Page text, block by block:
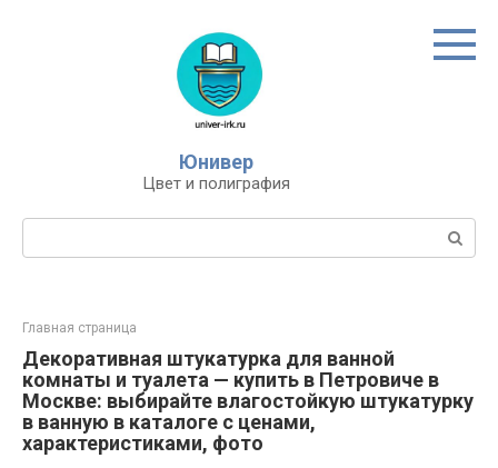
Юнивер
Цвет и полиграфия
Главная страница
Декоративная штукатурка для ванной
комнаты и туалета — купить в Петровиче в
Москве: выбирайте влагостойкую штукатурку
в ванную в каталоге с ценами,
характеристиками, фото